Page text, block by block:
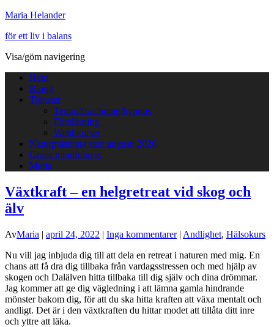
Maria Helander
för ett liv i balans
Visa/göm navigering
Hem
Blogg
Tjänster
Terapi/coachning/hypnos
Föreläsning
Webbkurser
Naturprästinna start augusti 2026
Gratis mindfulness
Maria
Växtkraft – en helgretreat vid skog och
älv
AvMaria | april 24, 2022 | Inga kommentarer| Andlighet, Hälsokurs
Nu vill jag inbjuda dig till att dela en retreat i naturen med mig. En
chans att få dra dig tillbaka från vardagsstressen och med hjälp av
skogen och Dalälven hitta tillbaka till dig själv och dina drömmar.
Jag kommer att ge dig vägledning i att lämna gamla hindrande
mönster bakom dig, för att du ska hitta kraften att växa mentalt och
andligt. Det är i den växtkraften du hittar modet att tillåta ditt inre
och yttre att läka.